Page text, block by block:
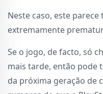
Neste caso, este
extremamente
Se o jogo, de facto, só
mais tarde, então pode
da próxima geração de